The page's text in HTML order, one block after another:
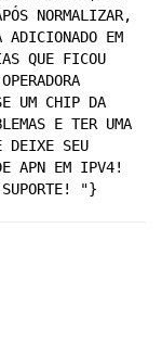
NORMALIZAR,
ADICIONADO EM
QUE FICOU
UM CHIP DA
E TER UMA
DEIXE SEU
APN EM IPV4!
SUPORTE! "}